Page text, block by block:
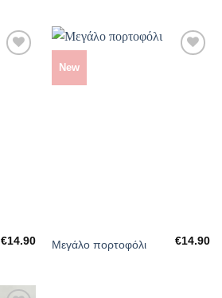
€14.90
New
Μεγάλο πορτοφόλι €14.90